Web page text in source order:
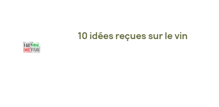
10 idées reçues sur le vin